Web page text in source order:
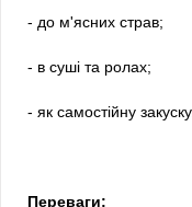
- до м'ясних страв;
- в суші та ролах;
- як самостійну закуску.
Переваги: